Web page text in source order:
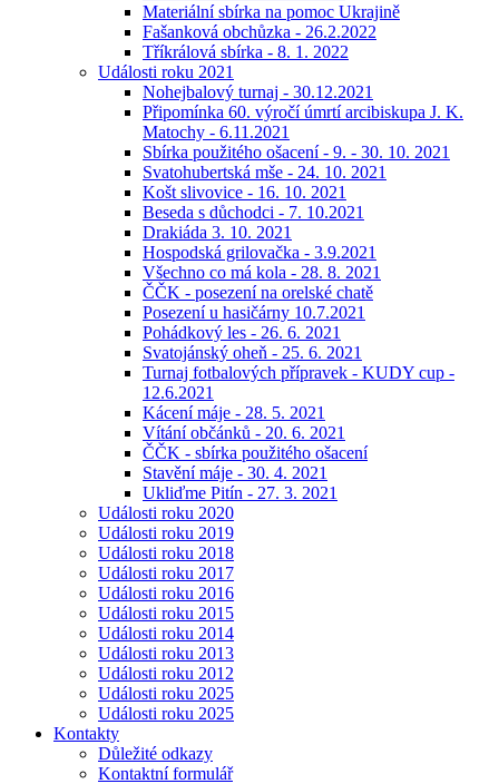
Materiální sbírka na pomoc Ukrajině
Fašanková obchůzka - 26.2.2022
Tříkrálová sbírka - 8. 1. 2022
Události roku 2021
Nohejbalový turnaj - 30.12.2021
Připomínka 60. výročí úmrtí arcibiskupa J. K.
Matochy - 6.11.2021
Sbírka použitého ošacení - 9. - 30. 10. 2021
Svatohubertská mše - 24. 10. 2021
Košt slivovice - 16. 10. 2021
Beseda s důchodci - 7. 10.2021
Drakiáda 3. 10. 2021
Hospodská grilovačka - 3.9.2021
Všechno co má kola - 28. 8. 2021
ČČK - posezení na orelské chatě
Posezení u hasičárny 10.7.2021
Pohádkový les - 26. 6. 2021
Svatojánský oheň - 25. 6. 2021
Turnaj fotbalových přípravek - KUDY cup -
12.6.2021
Kácení máje - 28. 5. 2021
Vítání občánků - 20. 6. 2021
ČČK - sbírka použitého ošacení
Stavění máje - 30. 4. 2021
Ukliďme Pitín - 27. 3. 2021
Události roku 2020
Události roku 2019
Události roku 2018
Události roku 2017
Události roku 2016
Události roku 2015
Události roku 2014
Události roku 2013
Události roku 2012
Události roku 2025
Události roku 2025
Kontakty
Důležité odkazy
Kontaktní formulář